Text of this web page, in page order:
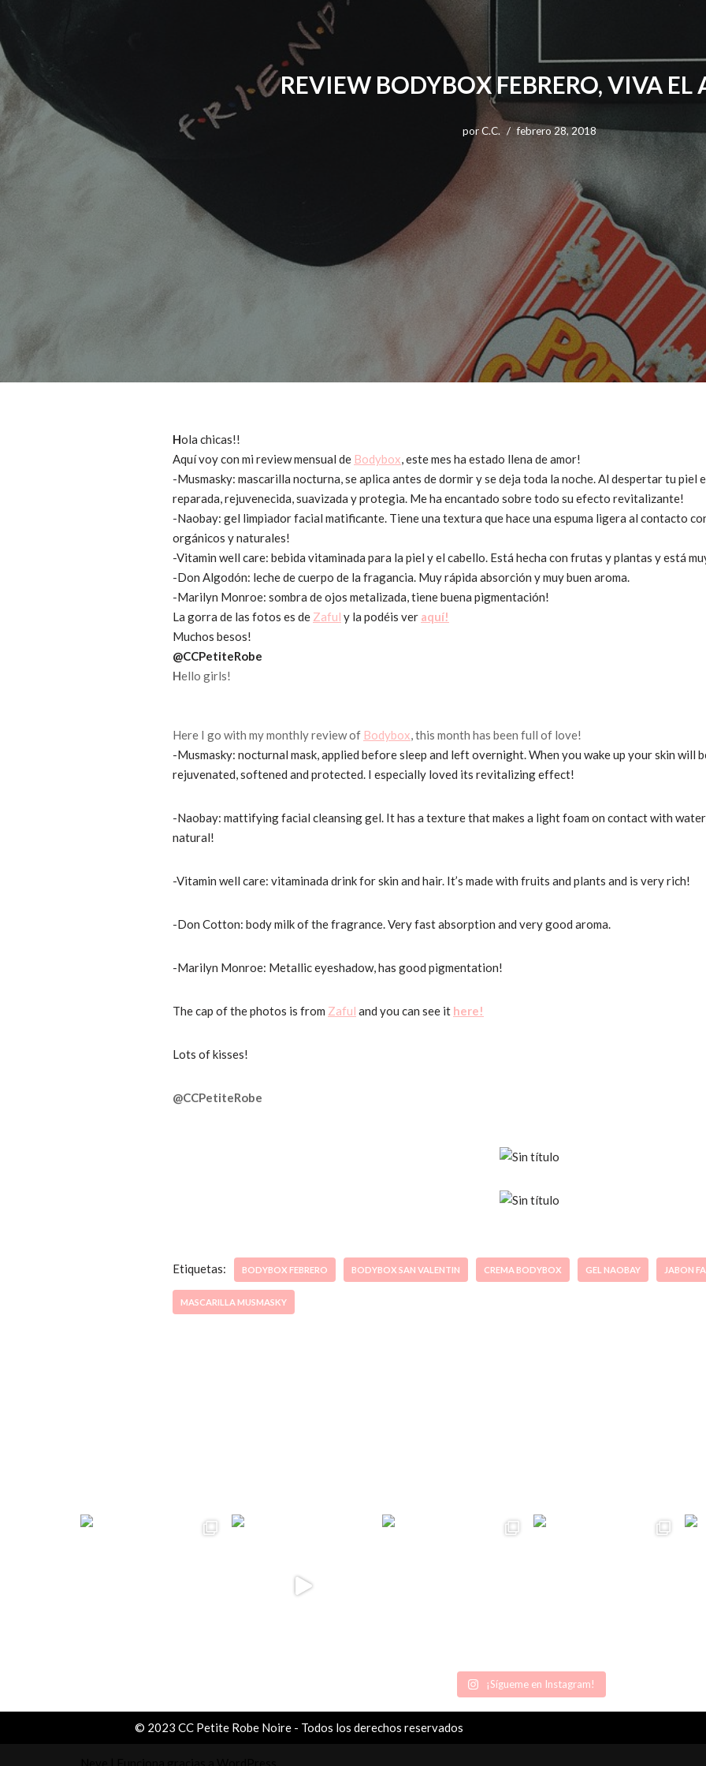
REVIEW BODYBOX FEBRERO, VIVA EL
porC.C. febrero 28, 2018
Hola chicas!!
Aquí voy con mi review mensual de Bodybox, este mes ha estado llena de amor!
-Musmasky: mascarilla nocturna, se aplica antes de dormir y se deja toda la noche. Al despertar tu piel
reparada, rejuvenecida, suavizada y protegia. Me ha encantado sobre todo su efecto revitalizante!
-Naobay: gel limpiador facial matificante. Tiene una textura que hace una espuma ligera al contacto
orgánicos y naturales!
-Vitamin well care: bebida vitaminada para la piel y el cabello. Está hecha con frutas y plantas y está
-Don Algodón: leche de cuerpo de la fragancia. Muy rápida absorción y muy buen aroma.
-Marilyn Monroe: sombra de ojos metalizada, tiene buena pigmentación!
La gorra de las fotos es de Zaful y la podéis ver aquí!
Muchos besos!
@CCPetiteRobe
Hello girls!
Here I go with my monthly review of Bodybox, this month has been full of love!
-Musmasky: nocturnal mask, applied before sleep and left overnight. When you wake up your skin will
rejuvenated, softened and protected. I especially loved its revitalizing effect!
-Naobay: mattifying facial cleansing gel. It has a texture that makes a light foam on contact with
natural!
-Vitamin well care: vitaminada drink for skin and hair. It’s made with fruits and plants and is very rich!
-Don Cotton: body milk of the fragrance. Very fast absorption and very good aroma.
-Marilyn Monroe: Metallic eyeshadow, has good pigmentation!
The cap of the photos is from Zaful and you can see it here!
Lots of kisses!
@CCPetiteRobe
Etiquetas: BODYBOX FEBRERO BODYBOX SAN VALENTIN CREMA BODYBOX GEL NAOBAY JABON
MASCARILLA MUSMASKY
¡Sígueme en Instagram!
© 2023 CC Petite Robe Noire - Todos los derechos reservados